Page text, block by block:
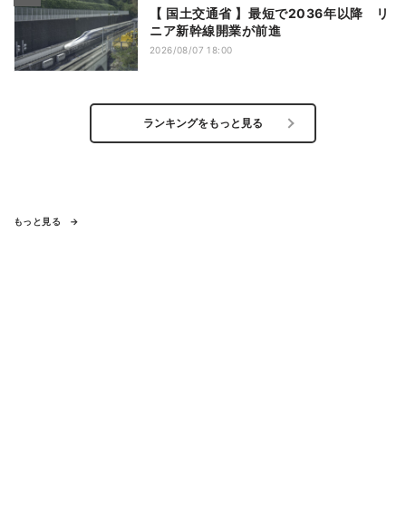
【 国土交通省 】最短で2036年以降 リ
ニア新幹線開業が前進
2026/08/07 18:00
ランキングをもっと見る
もっと見る